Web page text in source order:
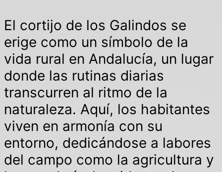
El cortijo de los Galindos se
erige como un símbolo de la
vida rural en Andalucía, un lugar
donde las rutinas diarias
transcurren al ritmo de la
naturaleza. Aquí, los habitantes
viven en armonía con su
entorno, dedicándose a labores
del campo como la agricultura y